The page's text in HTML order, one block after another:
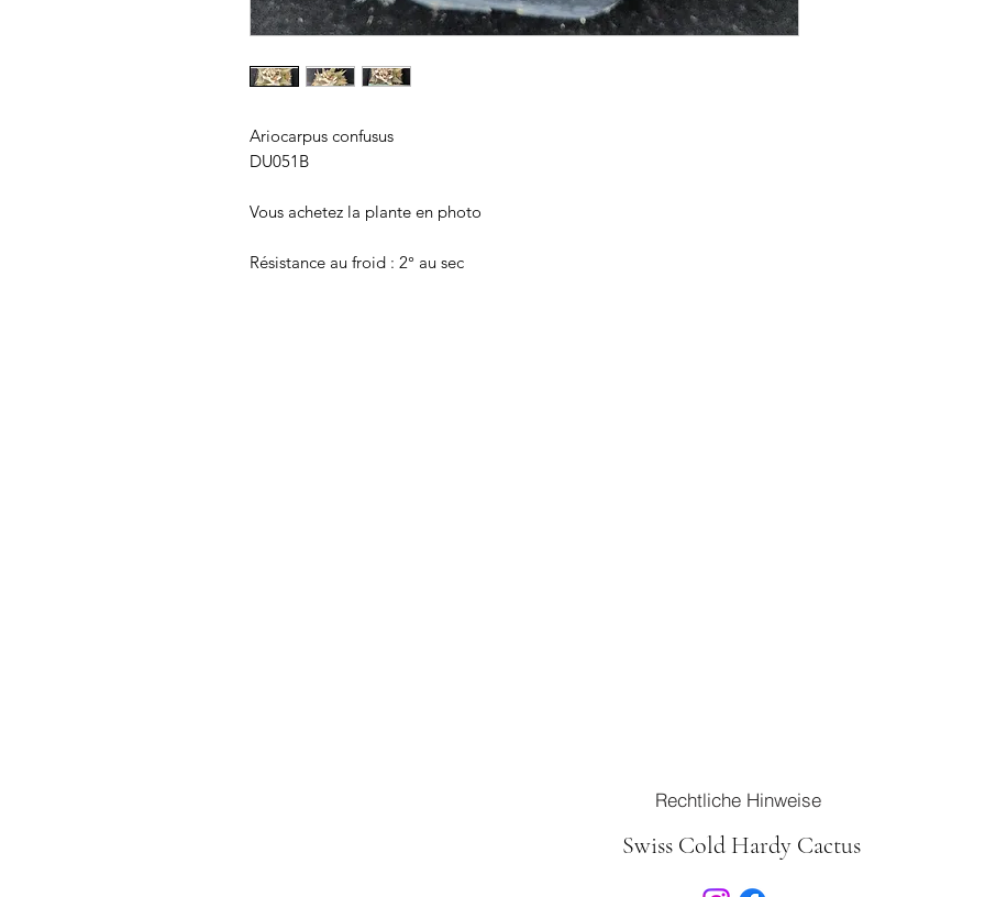
Ariocarpus confusus
DU051B
Vous achetez la plante en photo
Résistance au froid : 2° au sec
Rechtliche Hinweise
Swiss Cold Hardy Cactus